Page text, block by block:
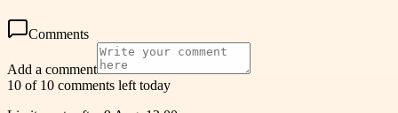
Comments
Add a comment
10 of 10 comments left today